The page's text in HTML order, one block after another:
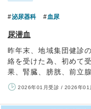
泌尿器科 血尿
尿潜血
昨年末、地域集団健診
絡を受けた為、初めて
果、腎臓、膀胱、前立
2026年01月受診 / 2026年01